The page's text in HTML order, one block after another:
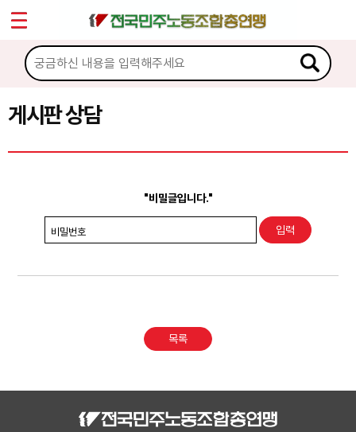
게시판 상담
"비밀글입니다."
비밀번호
목록
마이페이지
소개
소식
노동상담
권리찾기수첩 검색
찾아보기
Sketchbook5, 스케치북5
Sketchbook5, 스케치북5